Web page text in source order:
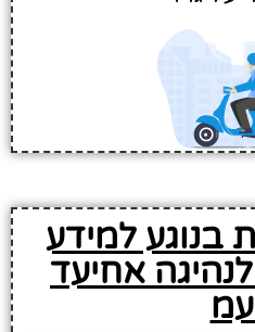
בנוגע למידע
אחיעד